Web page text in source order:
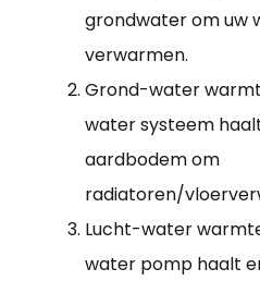
grondwater om uw
verwarmen.
Grond-water
water systeem
aardbodem om
radiatoren/
Lucht-water
water pomp haalt